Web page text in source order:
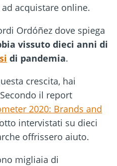
acquistare online.
Ordóñez dove spiega
vissuto dieci anni di
di pandemia.
crescita, hai
il report
2020: Brands and
intervistati su dieci
offrissero aiuto.
migliaia di